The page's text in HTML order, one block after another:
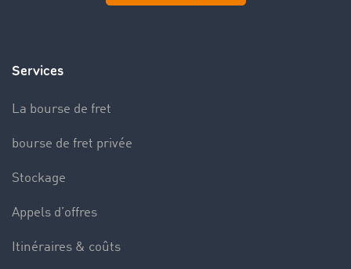
Services
La bourse de fret
bourse de fret privée
Stockage
Appels d’offres
Itinéraires & coûts